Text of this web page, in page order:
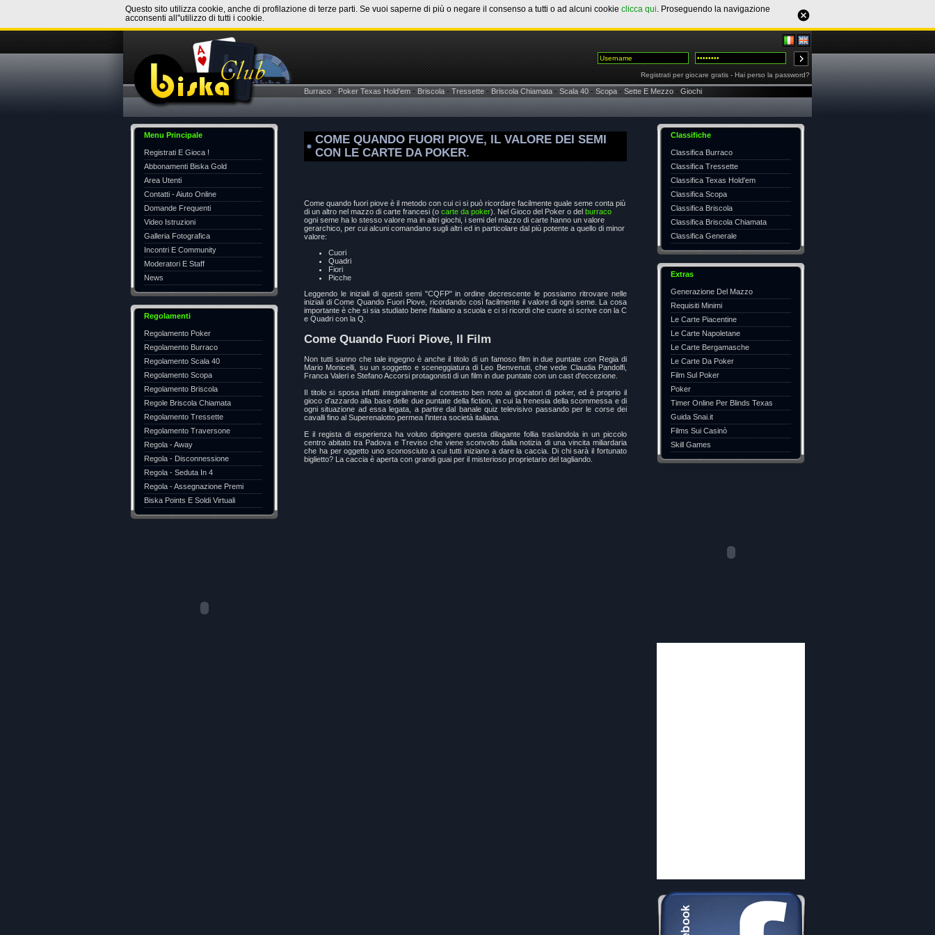
Questo sito utilizza cookie, anche di profilazione di terze parti. Se vuoi saperne di più o negare il consenso a tutti o ad alcuni cookie clicca qui. Proseguendo la navigazione
acconsenti all''utilizzo di tutti i cookie.
Registrati per giocare gratis - Hai perso la password?
Burraco - Poker Texas Hold'em - Briscola - Tressette - Briscola Chiamata - Scala 40 - Scopa - Sette E Mezzo - Giochi
Menu Principale
Registrati E Gioca !
Abbonamenti Biska Gold
Area Utenti
Contatti - Aiuto Online
Domande Frequenti
Video Istruzioni
Galleria Fotografica
Incontri E Community
Moderatori E Staff
News
Regolamenti
Regolamento Poker
Regolamento Burraco
Regolamento Scala 40
Regolamento Scopa
Regolamento Briscola
Regole Briscola Chiamata
Regolamento Tressette
Regolamento Traversone
Regola - Away
Regola - Disconnessione
Regola - Seduta In 4
Regola - Assegnazione Premi
Biska Points E Soldi Virtuali
COME QUANDO FUORI PIOVE, IL VALORE DEI SEMI
CON LE CARTE DA POKER.
Come quando fuori piove è il metodo con cui ci si può ricordare facilmente quale seme conta più
di un altro nel mazzo di carte francesi (o carte da poker). Nel Gioco del Poker o del burraco
ogni seme ha lo stesso valore ma in altri giochi, i semi del mazzo di carte hanno un valore
gerarchico, per cui alcuni comandano sugli altri ed in particolare dal più potente a quello di minor
valore:
Cuori
Quadri
Fiori
Picche
Leggendo le iniziali di questi semi "CQFP" in ordine decrescente le possiamo ritrovare nelle
iniziali di Come Quando Fuori Piove, ricordando così facilmente il valore di ogni seme. La cosa
importante è che si sia studiato bene l'italiano a scuola e ci si ricordi che cuore si scrive con la C
e Quadri con la Q.
Come Quando Fuori Piove, Il Film
Non tutti sanno che tale ingegno è anche il titolo di un famoso film in due puntate con Regia di
Mario Monicelli, su un soggetto e sceneggiatura di Leo Benvenuti, che vede Claudia Pandolfi,
Franca Valeri e Stefano Accorsi protagonisti di un film in due puntate con un cast d'eccezione.
Il titolo si sposa infatti integralmente al contesto ben noto ai giocatori di poker, ed è proprio il
gioco d'azzardo alla base delle due puntate della fiction, in cui la frenesia della scommessa e di
ogni situazione ad essa legata, a partire dal banale quiz televisivo passando per le corse dei
cavalli fino al Superenalotto permea l'intera società italiana.
E il regista di esperienza ha voluto dipingere questa dilagante follia traslandola in un piccolo
centro abitato tra Padova e Treviso che viene sconvolto dalla notizia di una vincita miliardaria
che ha per oggetto uno sconosciuto a cui tutti iniziano a dare la caccia. Di chi sarà il fortunato
biglietto? La caccia è aperta con grandi guai per il misterioso proprietario del tagliando.
Classifiche
Classifica Burraco
Classifica Tressette
Classifica Texas Hold'em
Classifica Scopa
Classifica Briscola
Classifica Briscola Chiamata
Classifica Generale
Extras
Generazione Del Mazzo
Requisiti Minimi
Le Carte Piacentine
Le Carte Napoletane
Le Carte Bergamasche
Le Carte Da Poker
Film Sul Poker
Poker
Timer Online Per Blinds Texas
Guida Snai.it
Films Sui Casinò
Skill Games